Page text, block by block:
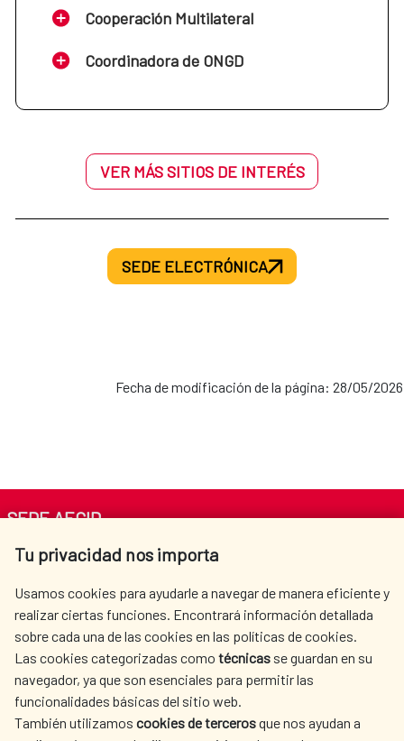
Cooperación Multilateral
Coordinadora de ONGD
VER MÁS SITIOS DE INTERÉS
SEDE ELECTRÓNICA
Fecha de modificación de la página: 28/05/2026
Tu privacidad nos importa
Usamos cookies para ayudarle a navegar de manera eficiente y
realizar ciertas funciones. Encontrará información detallada
sobre cada una de las cookies en las políticas de cookies.
Las cookies categorizadas como técnicas se guardan en su
navegador, ya que son esenciales para permitir las
funcionalidades básicas del sitio web.
También utilizamos cookies de tercerosque nos ayudan a
SEDE AECID
Av. Reyes Católicos 4 - 28040 Madrid
centro.informacion@aecid.es
LA AECID
DÓNDE COOPERAMOS
ACCIÓN HUMANITARIA
SALA DE PRENSA
CULTURA Y CIENCIA
BIBLIOTECA